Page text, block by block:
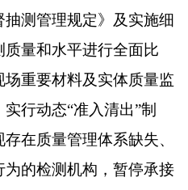
测管理规定》及实施细
量和水平进行全面比
重要材料及实体质量监
行动态“准入清出”制
在质量管理体系缺失、
的检测机构，暂停承接